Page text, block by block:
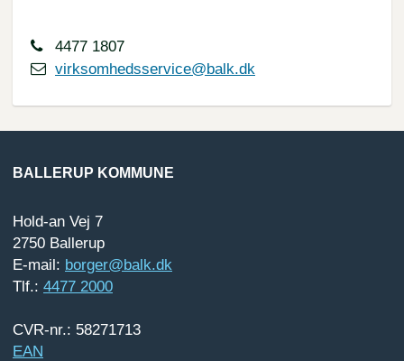
4477 1807
virksomhedsservice@balk.dk
BALLERUP KOMMUNE
Hold-an Vej 7
2750 Ballerup
E-mail: borger@balk.dk
Tlf.: 4477 2000
CVR-nr.: 58271713
EAN